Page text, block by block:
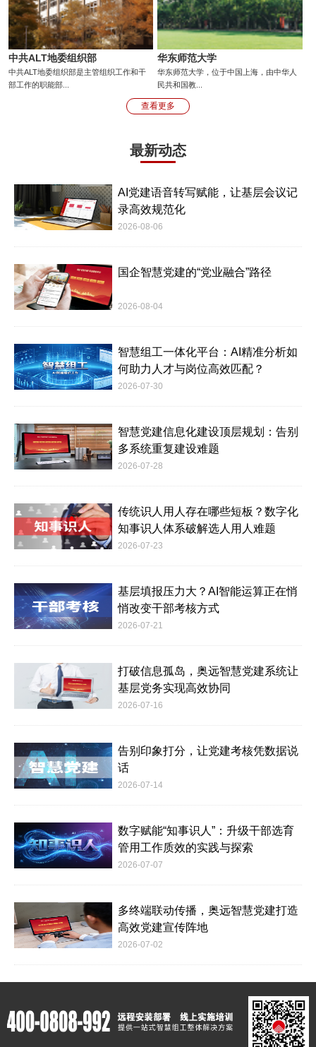
中共ALT地委组织部
中共ALT地委组织部是主管组织工作和干
部工作的职能部...
华东师范大学
华东师范大学，位于中国上海，由中华人
民共和国教...
查看更多
最新动态
AI党建语音转写赋能，让基层会议记
录高效规范化
2026-08-06
国企智慧党建的“党业融合”路径
2026-08-04
智慧组工一体化平台：AI精准分析如
何助力人才与岗位高效匹配？
2026-07-30
智慧党建信息化建设顶层规划：告别
多系统重复建设难题
2026-07-28
传统识人用人存在哪些短板？数字化
知事识人体系破解选人用人难题
2026-07-23
基层填报压力大？AI智能运算正在悄
悄改变干部考核方式
2026-07-21
打破信息孤岛，奥远智慧党建系统让
基层党务实现高效协同
2026-07-16
告别印象打分，让党建考核凭数据说
话
2026-07-14
数字赋能“知事识人”：升级干部选育
管用工作质效的实践与探索
2026-07-07
多终端联动传播，奥远智慧党建打造
高效党建宣传阵地
2026-07-02